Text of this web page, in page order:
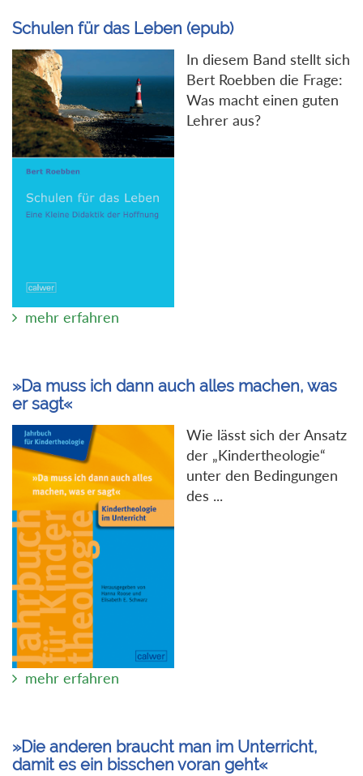
Schulen für das Leben (epub)
In diesem Band stellt sich
Bert Roebben die Frage:
Was macht einen guten
Lehrer aus?
mehr erfahren
»Da muss ich dann auch alles machen, was
er sagt«
Wie lässt sich der Ansatz
der „Kindertheologie“
unter den Bedingungen
des ...
mehr erfahren
»Die anderen braucht man im Unterricht,
damit es ein bisschen voran geht«